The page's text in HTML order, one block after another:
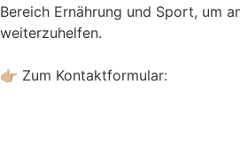
Bereich Ernährung und Sport, um
weiterzuhelfen.
👉🏼 Zum Kontaktformular: